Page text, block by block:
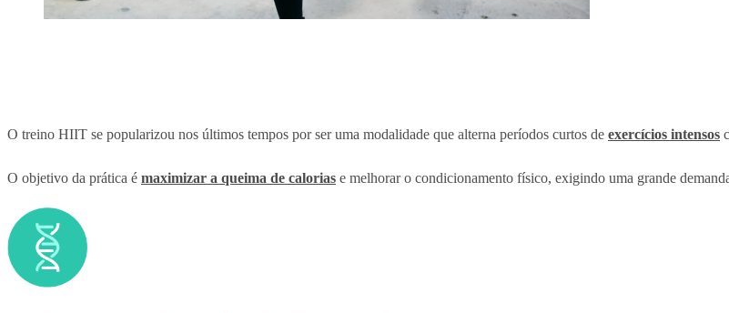
O treino HIIT se popularizou nos últimos tempos por ser uma modalidade que alterna períodos curtos de exercícios intensos
O objetivo da prática é maximizar a queima de calorias e melhorar o condicionamento físico, exigindo uma grande